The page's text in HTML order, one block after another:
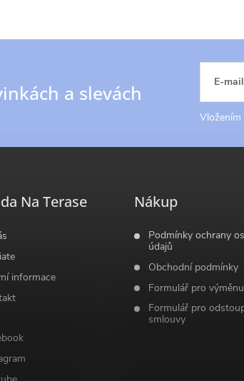
a slevách E-mail
Vložením
Na Terase
informace
Nákup
Podmínky ochrany
údajů
Obchodní podmínky
Formulář pro
Formulář pro
smlouvy